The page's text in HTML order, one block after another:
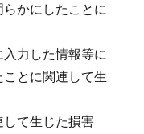
かにしたことに
入力した情報等に
とに関連して生
して生じた損害